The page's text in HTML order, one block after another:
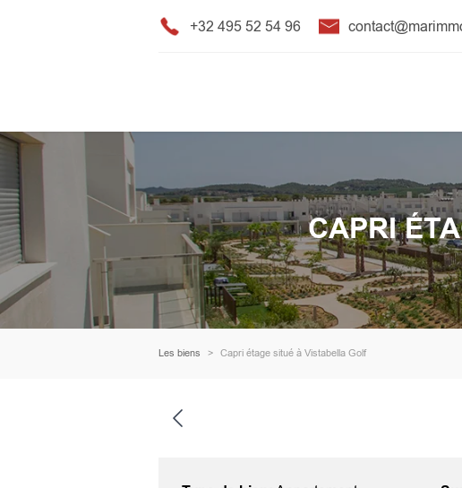
+32 495 52 54 96
CAPRI
Les biens Capri étage situé à Vistabella Golf